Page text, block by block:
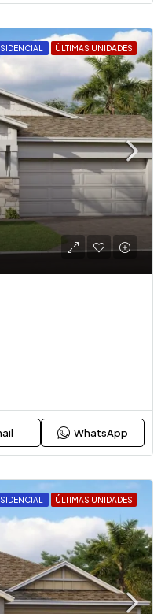
ÚLTIMAS UNIDADES
WhatsApp
ÚLTIMAS UNIDADES